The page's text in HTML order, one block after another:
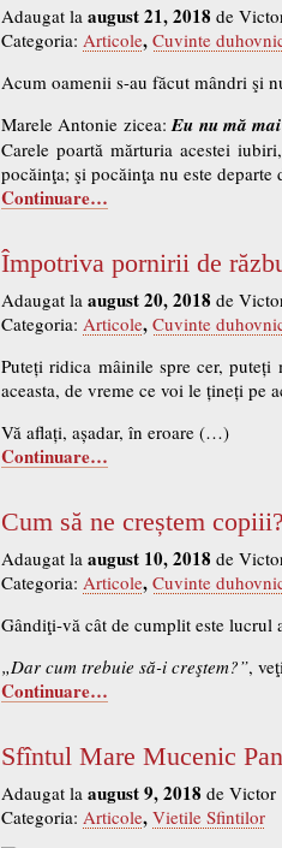
Adaugat la august 21, 2018 de
Categoria: Articole, Cuvinte
Acum oamenii s-au făcut mândri şi
Marele Antonie zicea:Eu nu mă
Carele poartă mărturia acestei
pocăinţa; şi pocăinţa nu este
Continuare…
Împotriva pornirii de
Adaugat la august 20, 2018 de
Categoria: Articole, Cuvinte
Puteți ridica mâinile spre cer, puteți
aceasta, de vreme ce voi le țineți pe
Vă aflați, așadar, în eroare (…)
Continuare…
Cum să ne creștem copiii?
Adaugat la august 10, 2018 de
Categoria: Articole, Cuvinte
Gândiţi-vă cât de cumplit este lucrul
„Dar cum trebuie să-i creştem?”,
Continuare…
Sfîntul Mare Mucenic
Adaugat la august 9, 2018 de Victor
Categoria: Articole, Vietile Sfintilor